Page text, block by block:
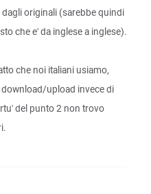
originali (sarebbe quindi
che e' da inglese a inglese).
che noi italiani usiamo,
upload invece di
del punto 2 non trovo